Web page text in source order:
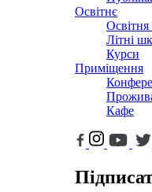
Освітнє
Літні
Курси
Приміщення
Кафе